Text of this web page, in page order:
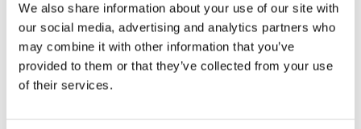
We also share information about your use of our site with
our social media, advertising and analytics partners who
may combine it with other information that you’ve
provided to them or that they’ve collected from your use
of their services.
Prihláste sa na odber newslettera